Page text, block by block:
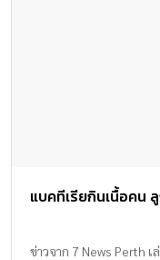
แบคทีเรียกินเนื้อคน
ข่าวจาก 7 News Perth